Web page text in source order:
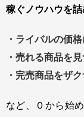
稼ぐノウハウを
・ライバルの価
・売れる商品を
・完売商品をザ
など、０から始